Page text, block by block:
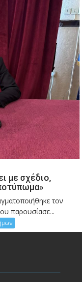
με σχέδιο,
τον
παρουσίασε...